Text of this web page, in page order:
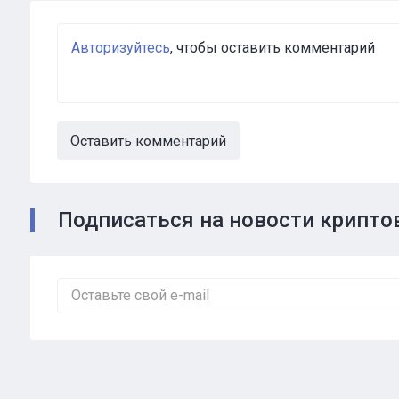
Авторизуйтесь, чтобы оставить комментарий
Оставить комментарий
Подписаться на новости